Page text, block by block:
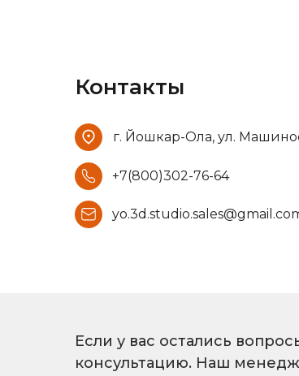
Контакты
+7(800)302-76-64
г. Йошкар-Ола, ул.
Если у вас остались
консультацию. Наш